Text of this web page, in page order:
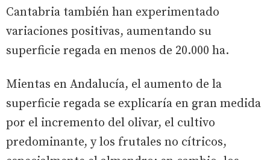
Cantabria también han experimentado
variaciones positivas, aumentando su
superficie regada en menos de 20.000 ha.
Mientas en Andalucía, el aumento de la
superficie regada se explicaría en gran medida
por el incremento del olivar, el cultivo
predominante, y los frutales no cítricos,